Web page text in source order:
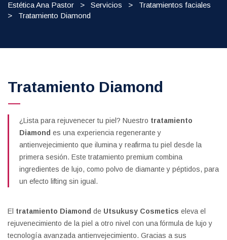
Estética Ana Pastor > Servicios >
Tratamientos faciales
>
Tratamiento Diamond
Tratamiento Diamond
¿Lista para rejuvenecer tu piel? Nuestro tratamiento
Diamond es una experiencia regenerante y
antienvejecimiento que ilumina y reafirma tu piel desde la
primera sesión. Este tratamiento premium combina
ingredientes de lujo, como polvo de diamante y péptidos, para
un efecto lifting sin igual.
El tratamiento Diamond de Utsukusy Cosmetics eleva el
rejuvenecimiento de la piel a otro nivel con una fórmula de lujo y
tecnología avanzada antienvejecimiento. Gracias a sus